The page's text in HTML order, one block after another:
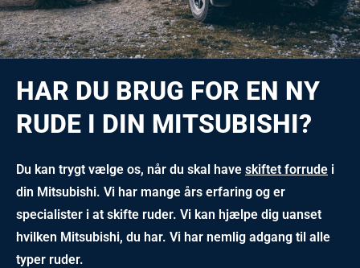
HAR DU BRUG FOR EN NY
RUDE I DIN MITSUBISHI?
Du kan trygt vælge os, når du skal have skiftet forrude i
din Mitsubishi. Vi har mange års erfaring og er
specialister i at skifte ruder. Vi kan hjælpe dig uanset
hvilken Mitsubishi, du har. Vi har nemlig adgang til alle
typer ruder.